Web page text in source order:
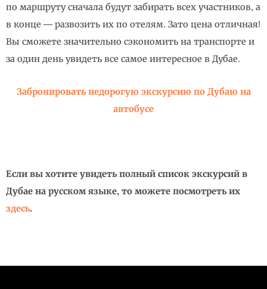
по маршруту сначала будут забирать всех участников, а
в конце — развозить их по отелям. Зато цена отличная!
Вы сможете значительно сэкономить на транспорте и
за один день увидеть все самое интересное в Дубае.
Забронировать недорогую экскурсию по Дубаю на
автобусе
Если вы хотите увидеть полный список экскурсий в
Дубае на русском языке, то можете посмотреть их
здесь.